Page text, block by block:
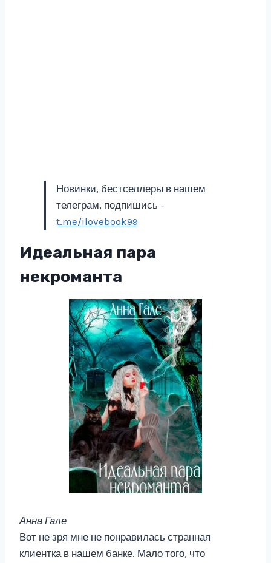
Новинки, бестселлеры в нашем
телеграм, подпишись -
t.me/ilovebook99
Идеальная пара
некроманта
Анна Гале
Вот не зря мне не понравилась странная
клиентка в нашем банке. Мало того, что